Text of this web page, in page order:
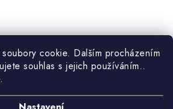
cookie. Dalším procházením
souhlas s jejich používáním..
.